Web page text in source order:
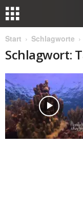
Start Schlagworte
Schlagwort: